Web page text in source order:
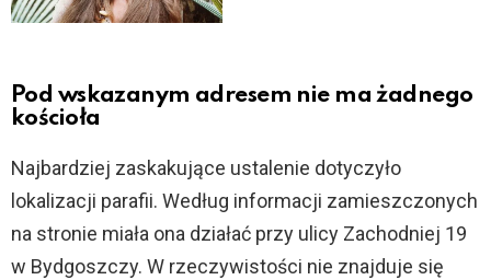
Pod wskazanym adresem nie ma żadnego
kościoła
Najbardziej zaskakujące ustalenie dotyczyło
lokalizacji parafii. Według informacji zamieszczonych
na stronie miała ona działać przy ulicy Zachodniej 19
w Bydgoszczy. W rzeczywistości nie znajduje się